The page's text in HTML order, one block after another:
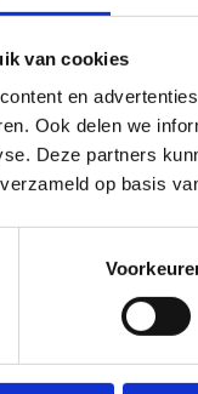
van cookies
en
Ook delen we
Deze partners
op basis